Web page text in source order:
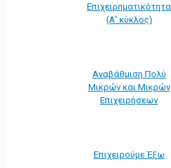
Επιχειρηματικότητα
(Α' κύκλος)
Αναβάθμιση Πολύ
Μικρών και Μικρών
Επιχειρήσεων
Επιχειρούμε Έξω